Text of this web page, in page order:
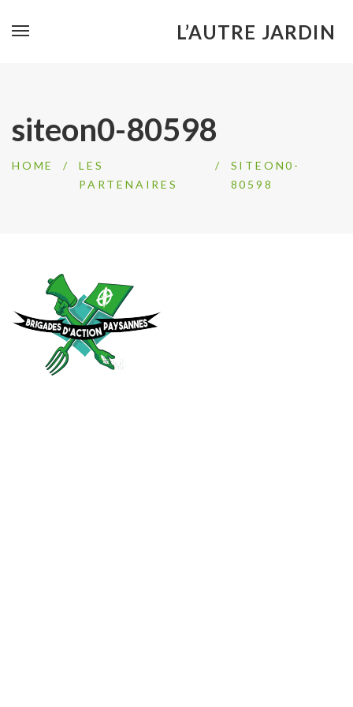
L’AUTRE JARDIN
siteon0-80598
HOME /
LES
PARTENAIRES
/
SITEON0-
80598